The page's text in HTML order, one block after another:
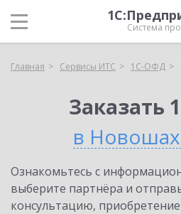
Система
Главная Сервисы ИТС 1С-ОФД
Заказать
в
Ознакомьтесь с
выберите партнёра и
консультацию,